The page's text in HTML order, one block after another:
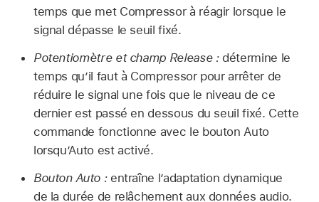
temps que met Compressor à réagir lorsque le
signal dépasse le seuil fixé.
Potentiomètre et champ Release : détermine le
temps qu’il faut à Compressor pour arrêter de
réduire le signal une fois que le niveau de ce
dernier est passé en dessous du seuil fixé. Cette
commande fonctionne avec le bouton Auto
lorsqu’Auto est activé.
Bouton Auto : entraîne l’adaptation dynamique
de la durée de relâchement aux données audio.